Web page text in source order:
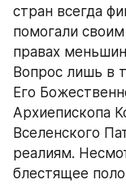
стран всегда
помогали
правах
Вопрос лишь в
Его
Архиепископа
Вселенского
реалиям.
блестящее